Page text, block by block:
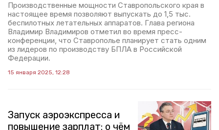
Производственные мощности Ставропольского края в
настоящее время позволяют выпускать до 1,5 тыс.
беспилотных летательных аппаратов. Глава региона
Владимир Владимиров отметил во время пресс-
конференции, что Ставрополье планирует стать одним
из лидеров по производству БПЛА в Российской
Федерации.
15 января 2025, 12:28
Запуск аэроэкспресса и
повышение зарплат: о чём